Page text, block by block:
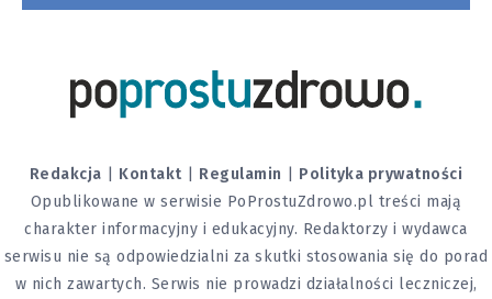
Redakcja Kontakt Regulamin
Polityka prywatności
Opublikowane w serwisie PoProstuZdrowo.pl treści mają
charakter informacyjny i edukacyjny. Redaktorzy i wydawca
serwisu nie są odpowiedzialni za skutki stosowania się do porad
w nich zawartych. Serwis nie prowadzi działalności leczniczej,